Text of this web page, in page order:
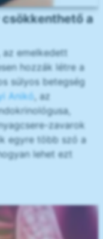
a
az emelkedett
hozzák létre a
súlyos betegség
Anikó, az
zavarok
egyre több szó a
lehet ezt